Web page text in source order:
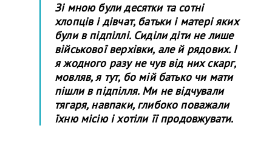
Зі мною були десятки та сотні
хлопців і дівчат, батьки і матері яких
були в підпіллі. Сиділи діти не лише
військової верхівки, але й рядових. І
я жодного разу не чув від них скарг,
мовляв, я тут, бо мій батько чи мати
пішли в підпілля. Ми не відчували
тягаря, навпаки, глибоко поважали
їхню місію і хотіли її продовжувати.